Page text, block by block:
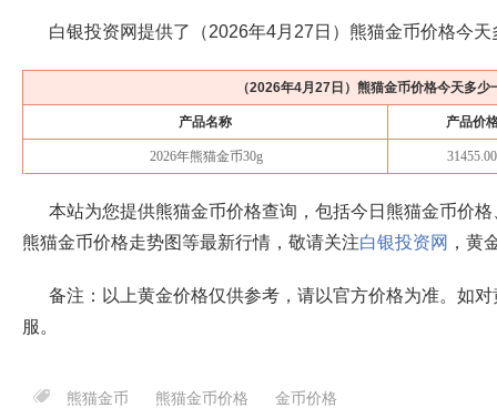
白银投资网提供了（2026年4月27日 ）熊猫金币价格今天
（2026年4月27日 ）熊猫金币价格今天多少
产品名称 产品价
2026年熊猫金币30g 31455.00
本站为您提供熊猫金币价格查询，包括今日熊猫金币价
熊猫金币价格走势图等最新行情，敬请关注白银投资网 ，黄
备注：以上黄金价格仅供参考，请以官方价格为准。如
服。
熊猫金币 熊猫金币价格 金币价格